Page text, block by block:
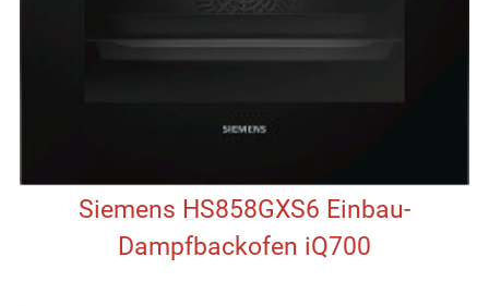
Siemens HS858GXS6 Einbau-
Dampfbackofen iQ700